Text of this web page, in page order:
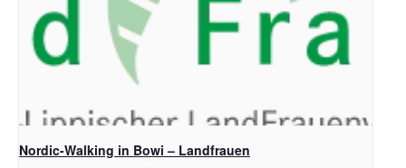
Nordic-Walking in Bowi – Landfrauen